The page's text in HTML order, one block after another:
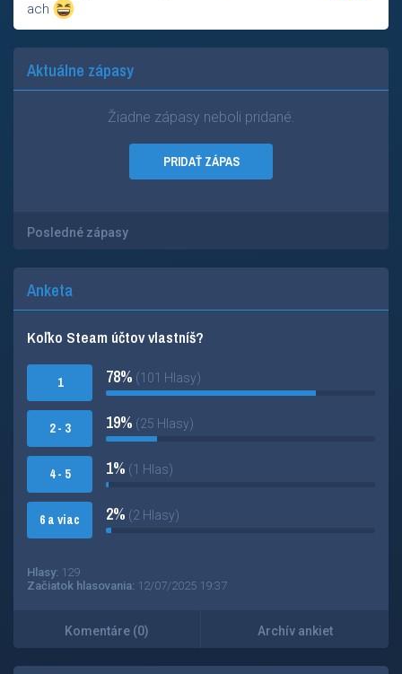
ach
Aktuálne zápasy
Žiadne zápasy neboli pridané.
PRIDAŤ ZÁPAS
Posledné zápasy
Anketa
Koľko Steam účtov vlastníš?
1
2 - 3
4 - 5
6 a viac
78% (101 Hlasy)
19% (25 Hlasy)
1% (1 Hlas)
2% (2 Hlasy)
Hlasy: 129
Začiatok hlasovania: 12/07/2025 19:37
Komentáre (0) Archív ankiet